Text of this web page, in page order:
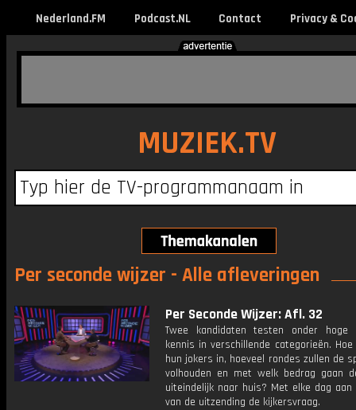
Nederland.FM Podcast.NL Contact Privacy &
MUZIEK.TV
Per seconde wijzer - Alle afleveringen
Per Seconde Wijzer: Afl. 32
Twee kandidaten testen onder hoge
kennis in verschillende categorieën.
hun jokers in, hoeveel rondes zullen de
volhouden en met welk bedrag gaan
uiteindelijk naar huis? Met elke dag
van de uitzending de kijkersvraag.